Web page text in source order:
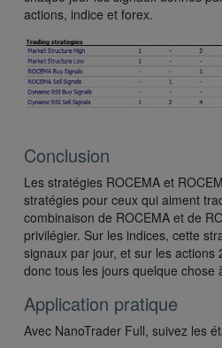
actions, indice et forex.
Conclusion
Les stratégies ROCEMA et
stratégies pour ceux qui aiment
combinaison de ROCEMA et de
privilégier. Sur les indices, cette
signaux par jour, et sur les actions
donc tous les jours quelque chose
Application pratique
Avec NanoTrader Full, suivez les